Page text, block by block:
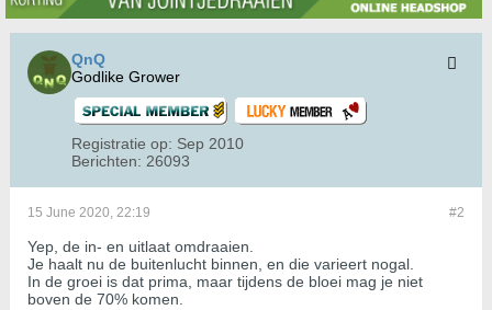
QnQ
Godlike Grower
Registratie op: Sep 2010
Berichten: 26093
#2
15 June 2020, 22:19
Yep, de in- en uitlaat omdraaien.
Je haalt nu de buitenlucht binnen, en die varieert nogal.
In de groei is dat prima, maar tijdens de bloei mag je niet
boven de 70% komen.